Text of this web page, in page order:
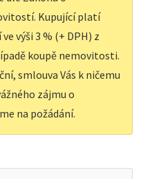
Kupující platí
výši 3 % (+ DPH) z
koupě nemovitosti.
smlouva Vás k ničemu
zájmu o
na požádání.